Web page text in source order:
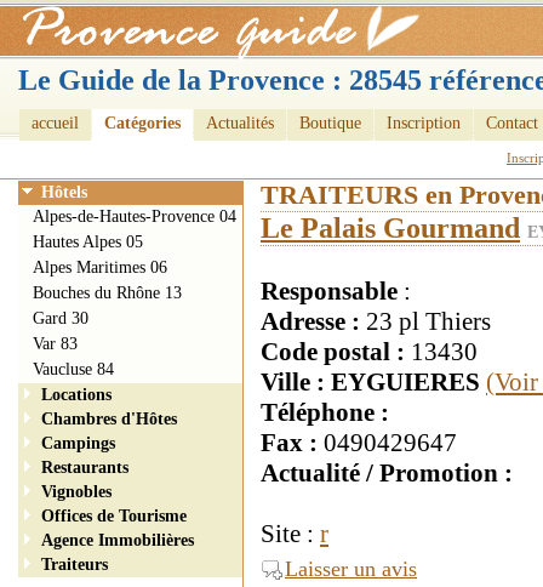
Le Guide de la Provence : 28545
accueil Catégories Actualités Boutique Inscription Contact
TRAITEURS en
Le Palais Gourmand
Responsable :
Adresse : 23 pl Thiers
Code postal : 13430
Ville : EYGUIERES
Téléphone :
Fax : 0490429647
Actualité / Promotion :
Site : r
Laisser un avis
Hôtels
Alpes-de-Hautes-Provence 04
Hautes Alpes 05
Alpes Maritimes 06
Bouches du Rhône 13
Gard 30
Var 83
Vaucluse 84
Locations
Chambres d'Hôtes
Campings
Restaurants
Vignobles
Offices de Tourisme
Agence Immobilières
Traiteurs